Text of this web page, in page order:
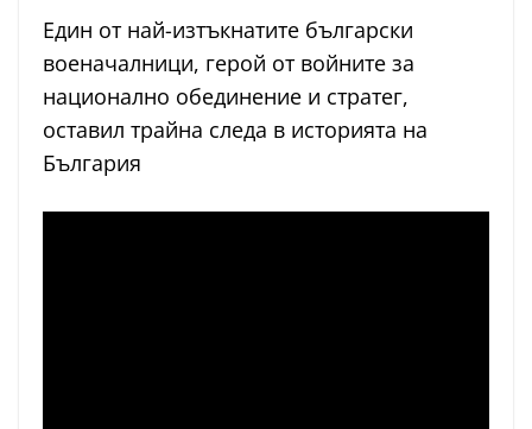
Един от най-изтъкнатите български
военачалници, герой от войните за
национално обединение и стратег,
оставил трайна следа в историята на
България